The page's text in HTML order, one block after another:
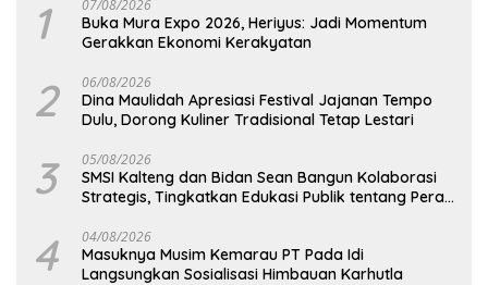
1 07/08/2026
Buka Mura Expo 2026, Heriyus: Jadi Momentum
Gerakkan Ekonomi Kerakyatan
2 06/08/2026
Dina Maulidah Apresiasi Festival Jajanan Tempo
Dulu, Dorong Kuliner Tradisional Tetap Lestari
3 05/08/2026
SMSI Kalteng dan Bidan Sean Bangun Kolaborasi
Strategis, Tingkatkan Edukasi Publik tentang Peran
4 04/08/2026
Masuknya Musim Kemarau PT Pada Idi
Langsungkan Sosialisasi Himbauan Karhutla